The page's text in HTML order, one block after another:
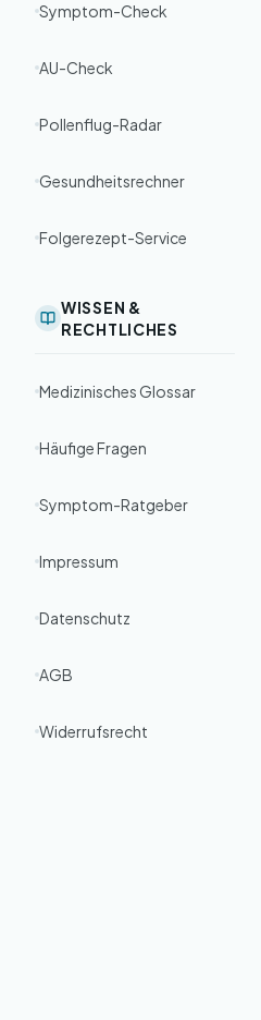
Symptom-Check
AU-Check
Pollenflug-Radar
Gesundheitsrechner
Folgerezept-Service
WISSEN &
RECHTLICHES
Medizinisches Glossar
Häufige Fragen
Symptom-Ratgeber
Impressum
Datenschutz
AGB
Widerrufsrecht